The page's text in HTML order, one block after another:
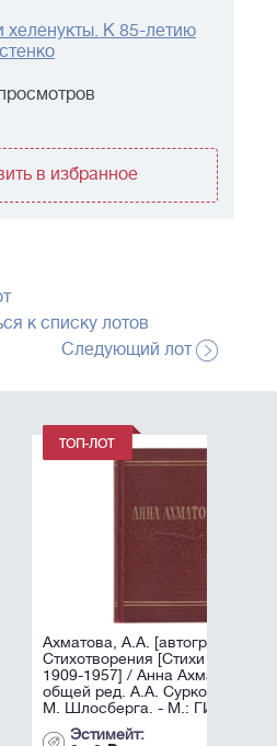
хеленукты. К 85-летию
в избранное
к списку лотов
Следующий лот
[автограф]
[Стихи разных лет
Ахматова, под
Суркова; Оформл.
- М.: ГИХЛ, ...